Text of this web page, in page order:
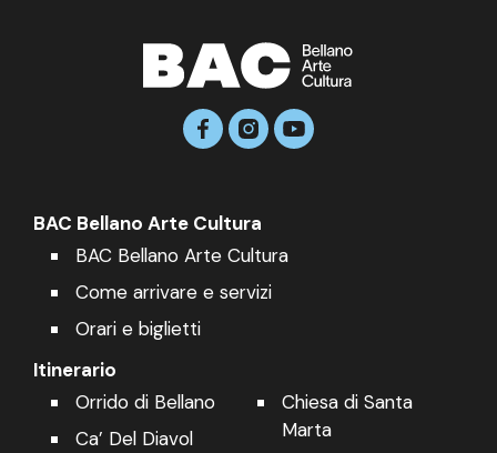
BAC Bellano Arte Cultura
BAC Bellano Arte Cultura
Come arrivare e servizi
Orari e biglietti
Itinerario
Orrido di Bellano
Ca’ Del Diavol
Chiesa di Santa
Marta